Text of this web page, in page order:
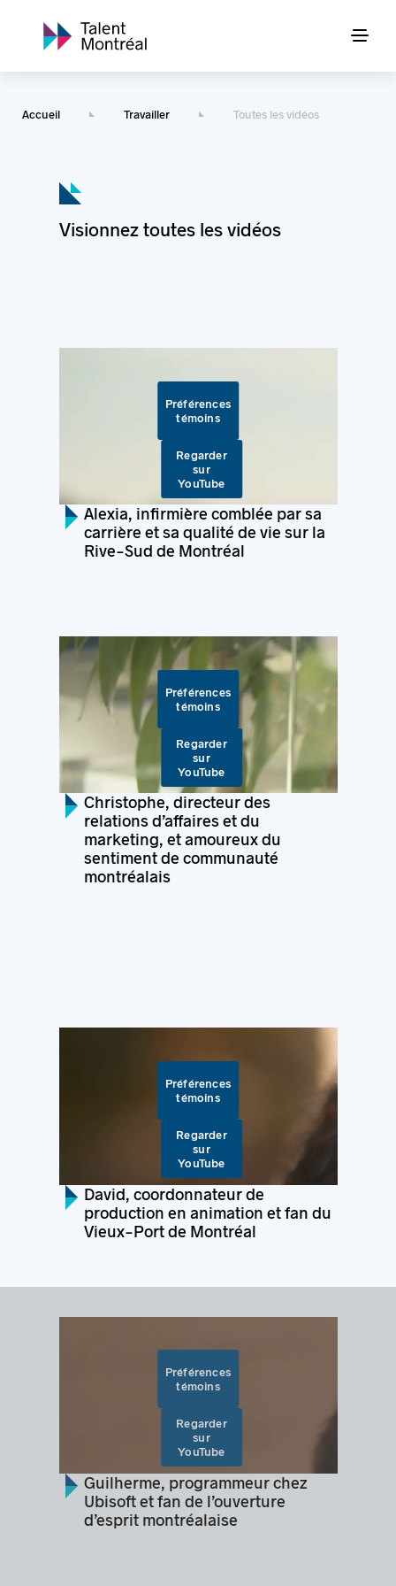
Accueil Travailler Toutes les vidéos
Visionnez toutes les vidéos
Préférences
témoins
Regarder
sur
YouTube
Alexia, infirmière comblée par sa
carrière et sa qualité de vie sur la
Rive-Sud de Montréal
Préférences
témoins
Regarder
sur
YouTube
Christophe, directeur des
relations d’affaires et du
marketing, et amoureux du
sentiment de communauté
montréalais
Préférences
témoins
Regarder
sur
YouTube
David, coordonnateur de
production en animation et fan du
Vieux-Port de Montréal
Préférences
témoins
Regarder
sur
YouTube
Guilherme, programmeur chez
Ubisoft et fan de l’ouverture
d’esprit montréalaise